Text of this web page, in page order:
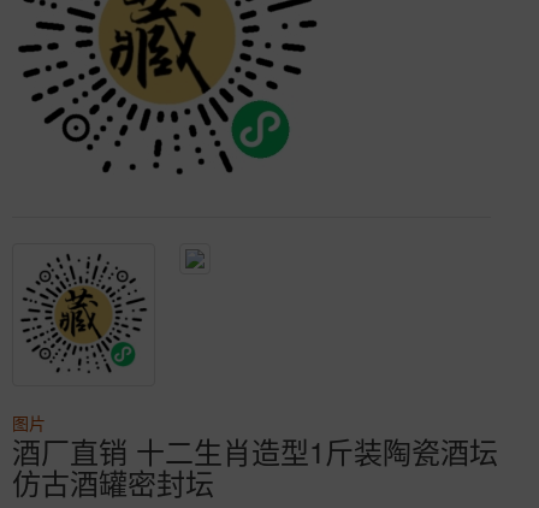
图片
酒厂直销 十二生肖造型1斤装陶瓷酒坛
仿古酒罐密封坛